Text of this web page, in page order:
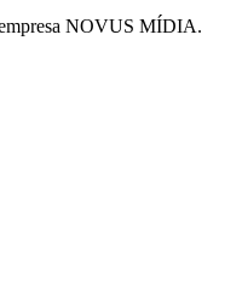
NOVUS MÍDIA.